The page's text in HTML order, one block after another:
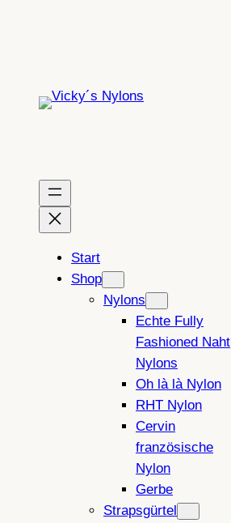
Start
Shop
Nylons
Echte Fully
Fashioned Naht
Nylons
Oh là là Nylon
RHT Nylon
Cervin
französische
Nylon
Gerbe
Strapsgürtel